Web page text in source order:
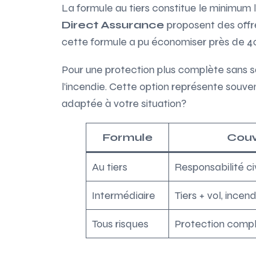
La formule au tiers constitue le
Direct Assurance proposent des
cette formule a pu économiser près de
Pour une protection plus complète sans
l’incendie. Cette option représente
adaptée à votre situation?
Formule
Au tiers Responsabilité
Intermédiaire Tiers + vol,
Tous risques Protection